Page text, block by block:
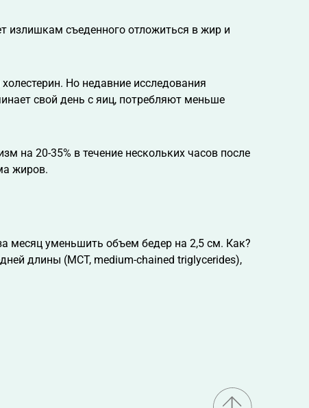
излишкам съеденного отложиться в жир и
Но недавние исследования
свой день с яиц, потребляют меньше
на 20-35% в течение нескольких часов после
жиров.
месяц уменьшить объем бедер на 2,5 см. Как?
длины (MCT, medium-chained triglycerides),